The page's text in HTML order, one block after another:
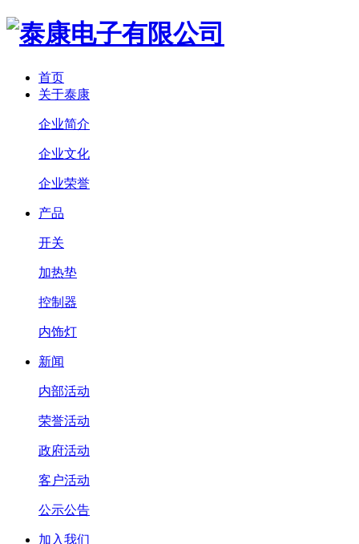
首页
关于泰康
企业简介
企业文化
企业荣誉
产品
开关
加热垫
控制器
内饰灯
新闻
内部活动
荣誉活动
政府活动
客户活动
公示公告
加入我们